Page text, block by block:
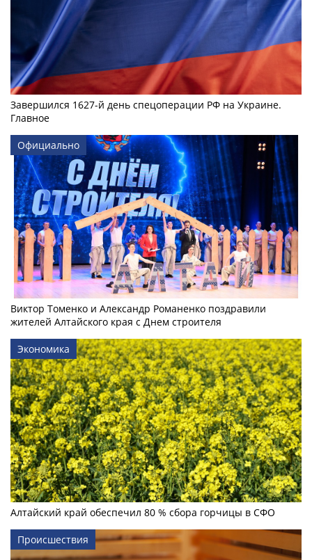
Завершился 1627-й день спецоперации РФ на Украине.
Главное
Официально
Виктор Томенко и Александр Романенко поздравили
жителей Алтайского края с Днем строителя
Экономика
Алтайский край обеспечил 80 % сбора горчицы в СФО
Происшествия